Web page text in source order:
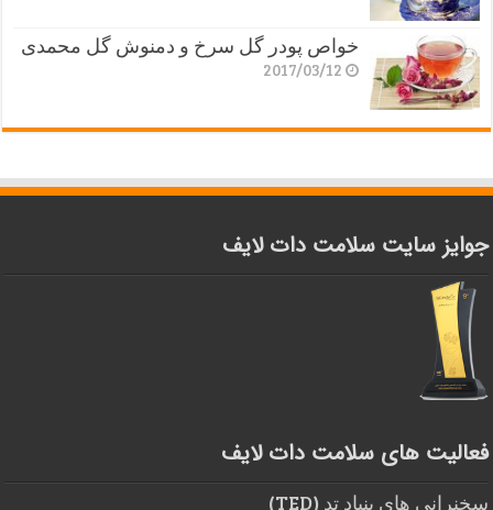
خواص پودر گل سرخ و دمنوش گل محمدی
2017/03/12
جوایز سایت سلامت دات لایف
فعالیت های سلامت دات لایف
سخنرانی های بنیاد تد (TED)